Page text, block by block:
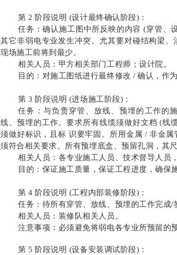
第 2 阶段说明 (设计最终确认阶段)：
任务：确认施工图中所反映的内容 (穿管、
其它非弱电专业发生冲突。尤其要对碰结构梁
现场施工前将到最少。
相关人员：甲方相关部门工程师；设计院。
目的：对施工图纸进行最终修改 / 确认，作
第 3 阶段说明 (进场施工阶段)：
任务：与负责穿管、放线、预埋的工作的
线、预埋的工作。要求所有线缆须做好文档 (线
须做好标识，且标 识要牢固。所用金属 / 非金
须符合相关要求。所有预埋底盒、预留孔洞，其
相关人员：各专业施工人员、技术督导人员
目的：保证施工质量，保证工程进度，确保
第 4 阶段说明 (工程内部装修阶段)：
任务：待所有穿管、放线、预埋的工作完成/
相关人员：装修队相关人员。
注意事项：必须避免将弱电各专业所预留的
第 5 阶段说明 (设备安装调试阶段)：